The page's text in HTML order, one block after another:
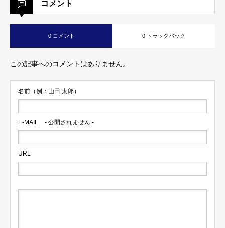
コメント
0 コメント 0 トラックバック
この記事へのコメントはありません。
名前（例：山田 太郎）
E-MAIL - 公開されません -
URL